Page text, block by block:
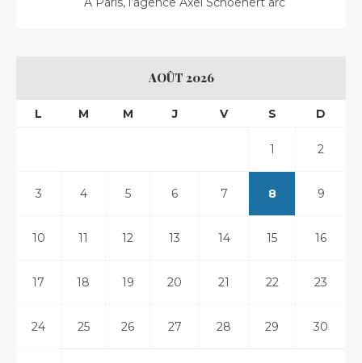
AOÛT 2026
L M M J V S D
1 2
3 4 5 6 7 8 9
10 11 12 13 14 15 16
17 18 19 20 21 22 23
24 25 26 27 28 29 30